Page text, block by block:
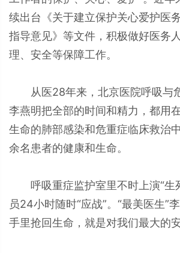
续出台《关于建立保护关心爱护医
指导意见》等文件，积极做好医务
理、安全等保障工作。
从医28年来，北京医院呼吸与
李燕明把全部的时间和精力，都用
生命的肺部感染和危重症临床救治
余名患者的健康和生命。
呼吸重症监护室里不时上演“生
员24小时随时“应战”。“最美医生”
手里抢回生命，就是对我们最大的